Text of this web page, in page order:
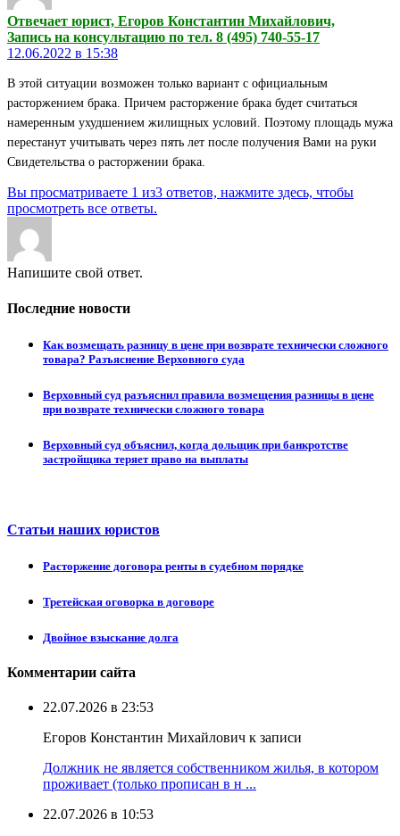
Отвечает юрист, Егоров Константин Михайлович,
Запись на консультацию по тел. 8 (495) 740-55-17
12.06.2022 в 15:38
В этой ситуации возможен только вариант с официальным
расторжением брака. Причем расторжение брака будет считаться
намеренным ухудшением жилищных условий. Поэтому площадь мужа
перестанут учитывать через пять лет после получения Вами на руки
Свидетельства о расторжении брака.
Вы просматриваете 1 из3 ответов, нажмите здесь, чтобы
просмотреть все ответы.
Напишите свой ответ.
Последние новости
Как возмещать разницу в цене при возврате технически сложного
товара? Разъяснение Верховного суда
Верховный суд разъяснил правила возмещения разницы в цене
при возврате технически сложного товара
Верховный суд объяснил, когда дольщик при банкротстве
застройщика теряет право на выплаты
Статьи наших юристов
Расторжение договора ренты в судебном порядке
Третейская оговорка в договоре
Двойное взыскание долга
Комментарии сайта
22.07.2026 в 23:53
Егоров Константин Михайлович к записи
Должник не является собственником жилья, в котором
проживает (только прописан в н ...
22.07.2026 в 10:53